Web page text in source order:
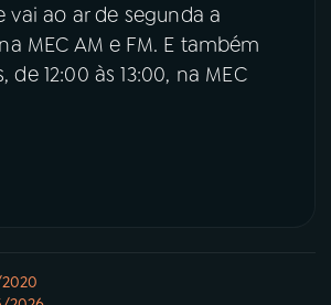
vai ao ar de segunda a
MEC AM e FM. E também
de 12:00 às 13:00, na MEC